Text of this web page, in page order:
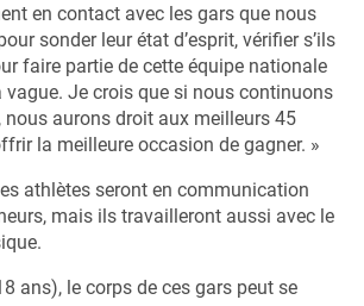
en contact avec les gars que nous
sonder leur état d’esprit, vérifier s’ils
faire partie de cette équipe nationale
vague. Je crois que si nous continuons
nous aurons droit aux meilleurs 45
la meilleure occasion de gagner. »
athlètes seront en communication
mais ils travailleront aussi avec le
ans), le corps de ces gars peut se